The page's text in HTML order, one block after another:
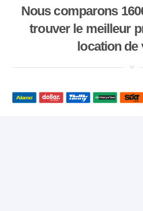
Nous comparons
trouver le meilleur
location de